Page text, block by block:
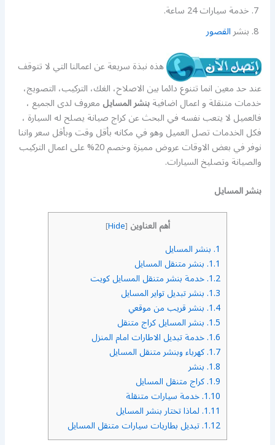
خدمة سيارات 24 ساعة.
بنشرالقصور
هذه نبذة سريعة عن اعمالنا التي لا تتوقف
عند حد معين انما تتنوع دائما بين الاصلاح، الغك، التركيب، التصويج،
خدمات متنقلة و اعمال اضافيةبنشر المسايلمعروف لدى الجميع ،
فالعميل لا يتعب نفسه في البحث عن كراج صيانة يصلح له السيارة ،
فكل الخدمات تصل العميل وهو في مكانه بأقل وقت وبأقل سعر واننا
نوفر في بعض الاوقات عروض مميزة وخصم 20% على اعمال التركيب
والصيانة وتصليخ السيارات.
بنشر المسايل
أهم العناوين [
Hide
]
1. بنشر المسايل
1.1. بنشر متنقل المسايل
1.2. خدمة بنشر متنقل المسايل كويت
1.3. بنشر تبديل تواير المسايل
1.4. بنشر قريب من موقعي
1.5. بنشر المسايل كراج متنقل
1.6. خدمة تبديل الاطارات امام المنزل
1.7. كهرباء وبنشر متنقل المسايل
1.8. بنشر
1.9. كراج متنقل المسايل
1.10. خدمة سيارات متنقلة
1.11. لماذا تختار بنشر المسايل
1.12. تبديل بطاريات سيارات متنقل المسايل